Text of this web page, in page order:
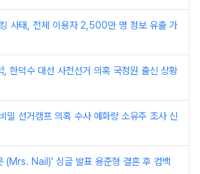
사태, 전체 이용자 2,500만 명 정보 유출 가
, 한덕수 대선 사전선거 의혹 국정원 출신 상황
밀 선거캠프 의혹 수사 예화랑 소유주 조사 신
(Mrs. Nail)' 싱글 발표 용준형 결혼 후 컴백